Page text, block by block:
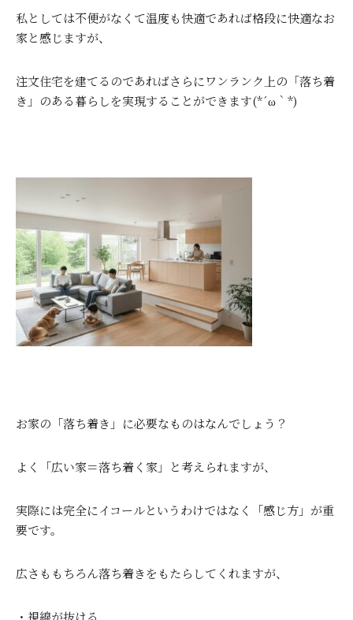
私としては不便がなくて温度も快適であれば格段に快適なお
家と感じますが、
注文住宅を建てるのであればさらにワンランク上の「落ち着
き」のある暮らしを実現することができます(*´ω｀*)
お家の「落ち着き」に必要なものはなんでしょう？
よく「広い家＝落ち着く家」と考えられますが、
実際には完全にイコールというわけではなく「感じ方」が重
要です。
広さももちろん落ち着きをもたらしてくれますが、
・視線が抜ける